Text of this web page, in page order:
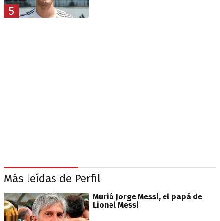
5
Más leídas de Perfil
Murió Jorge Messi, el papá de
Lionel Messi